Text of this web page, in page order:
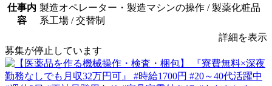
仕事内
容
製造オペレーター・製造マシンの操作 / 製薬化粧品
系工場 / 交替制
詳細を表示
募集が停止しています